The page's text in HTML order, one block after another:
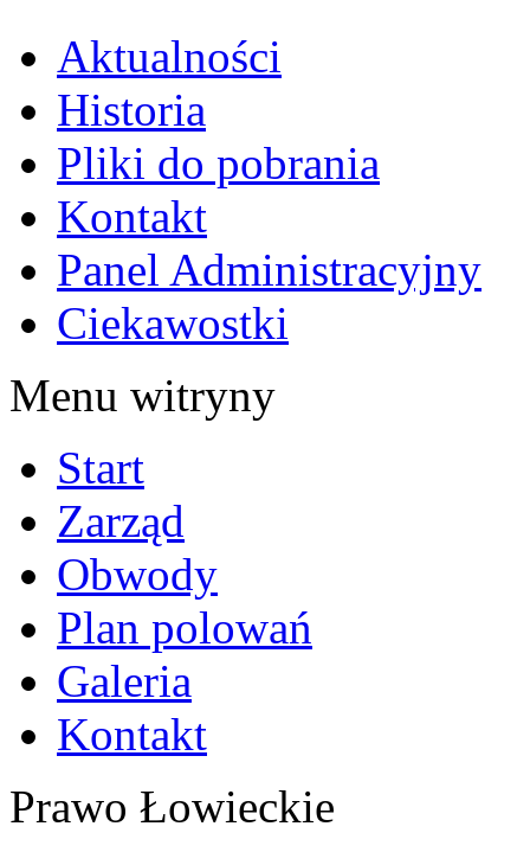
Aktualności
Historia
Pliki do pobrania
Kontakt
Panel Administracyjny
Ciekawostki
Menu witryny
Start
Zarząd
Obwody
Plan polowań
Galeria
Kontakt
Prawo Łowieckie